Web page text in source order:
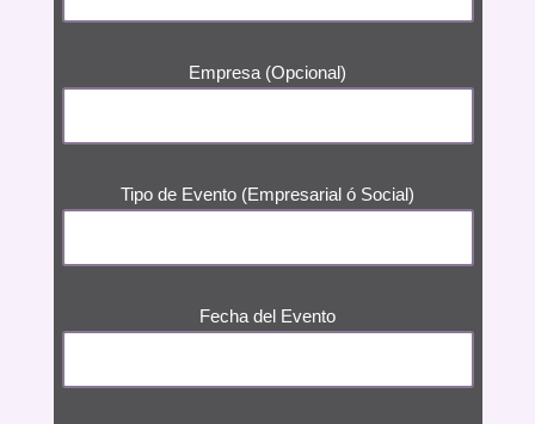
Empresa (Opcional)
Tipo de Evento (Empresarial ó Social)
Fecha del Evento